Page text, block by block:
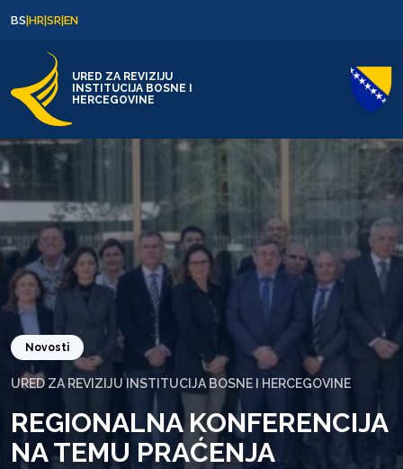
BS|HR|SR|EN
URED ZA REVIZIJU
INSTITUCIJA BOSNE I
HERCEGOVINE
Novosti
URED ZA REVIZIJU INSTITUCIJA BOSNE I HERCEGOVINE
REGIONALNA KONFERENCIJA
NA TEMU PRAĆENJA